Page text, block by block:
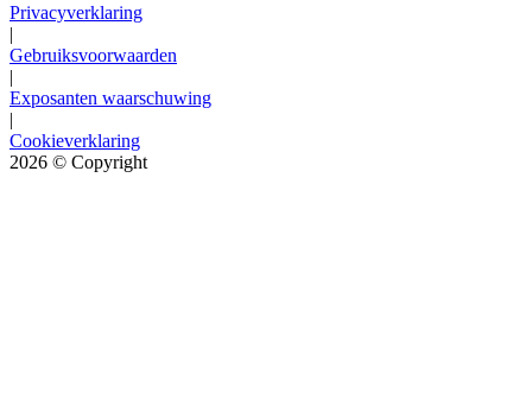
Privacyverklaring
|
Gebruiksvoorwaarden
|
Exposanten waarschuwing
|
Cookieverklaring
2026 © Copyright